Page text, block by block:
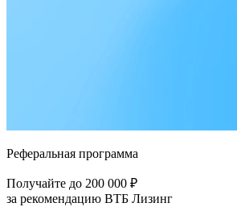
Реферальная программа
Получайте до 200 000 ₽
за рекомендацию ВТБ Лизинг